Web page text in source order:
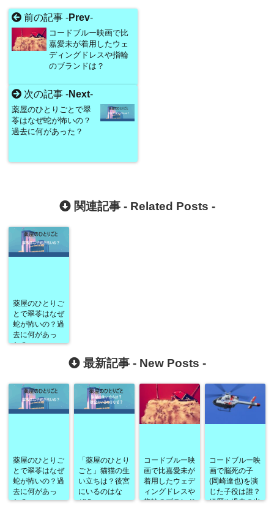
前の記事 -Prev-
コードブルー映画で比
嘉愛未が着用したウェ
ディングドレスや指輪
のブランドは？
次の記事 -Next-
薬屋のひとりごとで翠
苓はなぜ蛇が怖いの？
過去に何があった？
関連記事 - Related Posts -
薬屋のひとりご
とで翠苓はなぜ
蛇が怖いの？過
去に何があっ
た？
最新記事 - New Posts -
薬屋のひとりご
とで翠苓はなぜ
蛇が怖いの？過
去に何があっ
た？
「薬屋のひとり
ごと」猫猫の生
い立ちは？後宮
にいるのはな
ぜ？
コードブルー映
画で比嘉愛未が
着用したウェデ
ィングドレスや
指輪のブランド
コードブルー映
画で脳死の子
(岡崎達也)を演
じた子役は誰？
経歴や過去の出